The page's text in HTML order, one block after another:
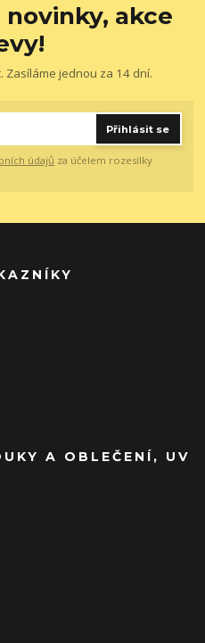
akce
Zasíláme jednou za 14 dní.
Přihlásit se
údajů za účelem rozesílky
A OBLEČENÍ, UV